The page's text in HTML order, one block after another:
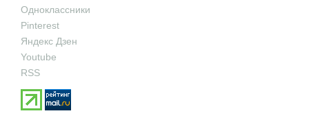
Одноклассники
Pinterest
Яндекс Дзен
Youtube
RSS